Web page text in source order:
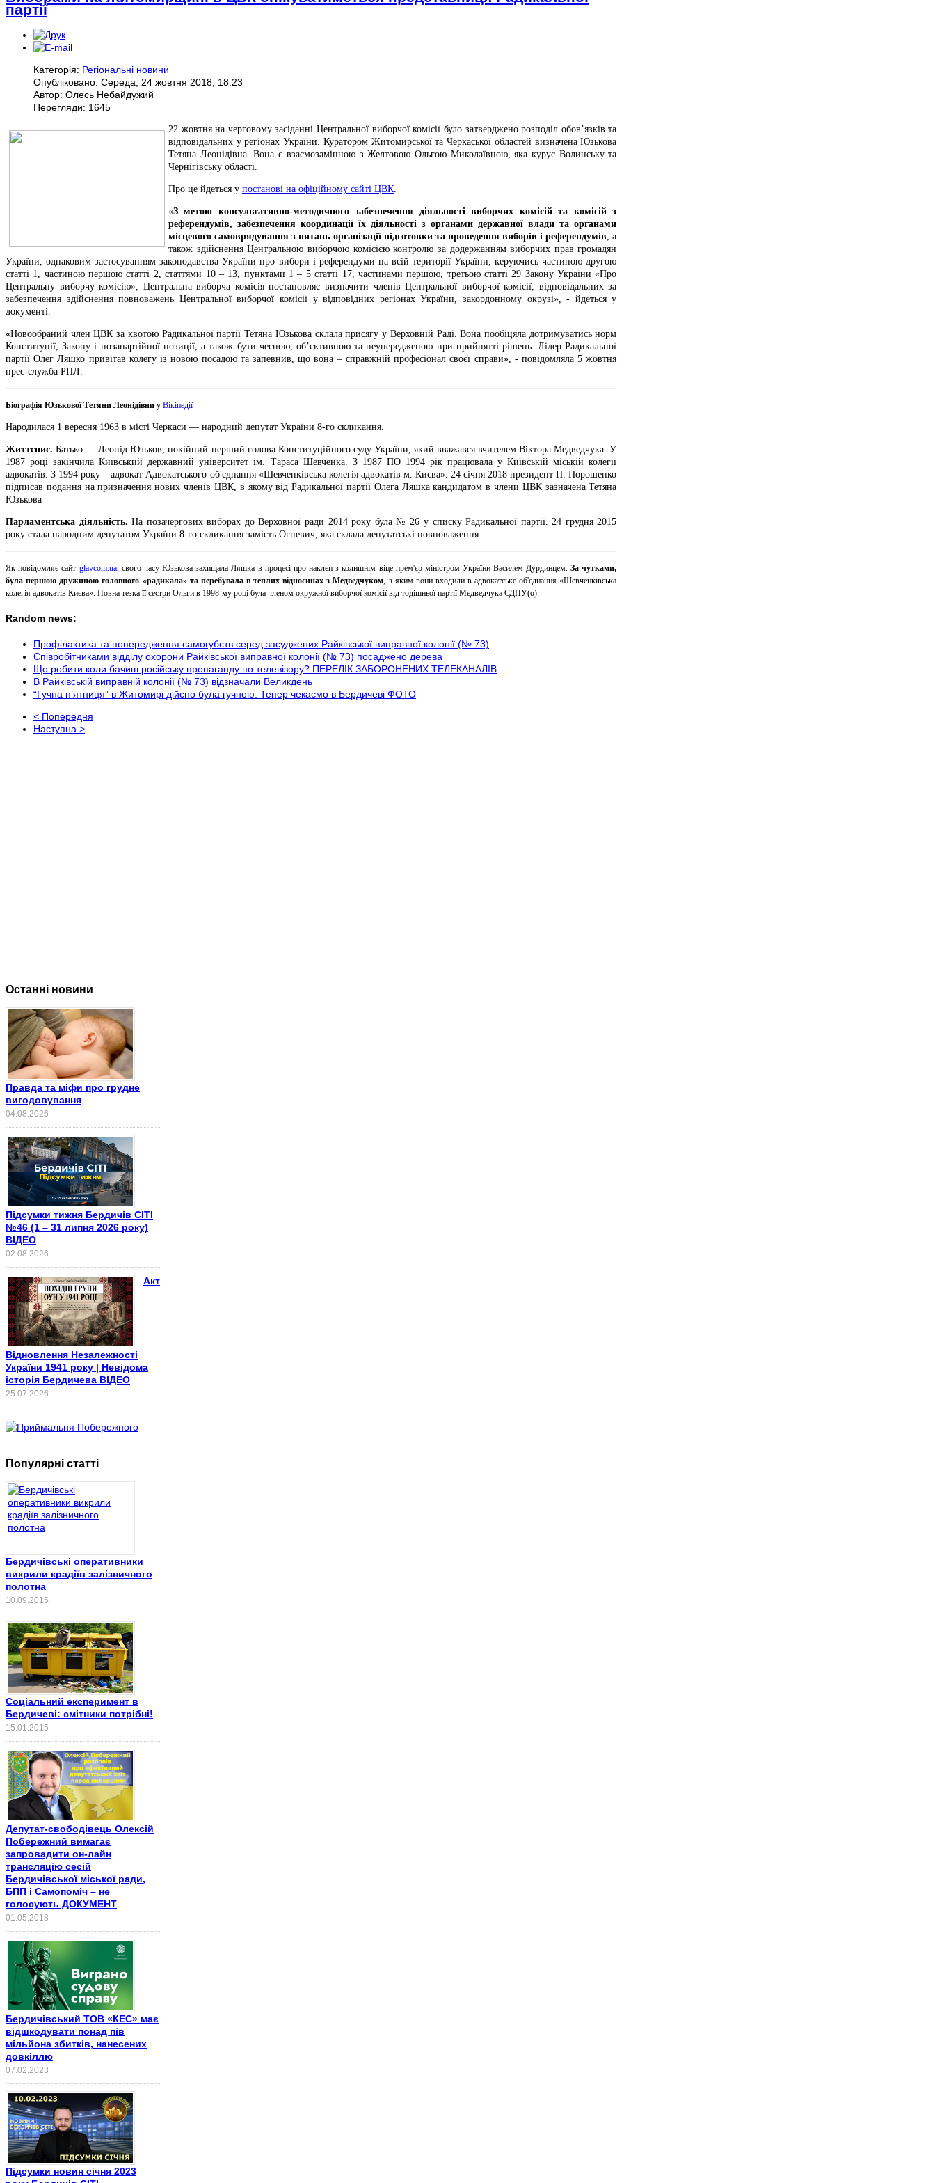
партії
Категорія: Регіональні новини
Опубліковано: Середа, 24 жовтня 2018, 18:23
Автор: Олесь Небайдужий
Перегляди: 1645
22 жовтня на черговому засіданні Центральної виборчої комісії було затверджено розподіл обов’язків та
відповідальних у регіонах України. Куратором Житомирської та Черкаської областей визначена Юзькова
Тетяна Леонідівна. Вона є взаємозамінною з Желтовою Ольгою Миколаївною, яка курує Волинську та
Чернігівську області.
Про це йдеться у постанові на офіційному сайті ЦВК
«З метою консультативно-методичного забезпечення діяльності виборчих комісій та комісій з
референдумів, забезпечення координації їх діяльності з органами державної влади та органами
місцевого самоврядування з питань організації підготовки та проведення виборів і референдумів , а
також здійснення Центральною виборчою комісією контролю за додержанням виборчих прав громадян
України, однаковим застосуванням законодавства України про вибори і референдуми на всій території України, керуючись частиною другою
статті 1, частиною першою статті 2, статтями 10 – 13, пунктами 1 – 5 статті 17, частинами першою, третьою статті 29 Закону України «Про
Центральну виборчу комісію», Центральна виборча комісія постановляє визначити членів Центральної виборчої комісії, відповідальних за
забезпечення здійснення повноважень Центральної виборчої комісії у відповідних регіонах України, закордонному окрузі», - йдеться у
документі.
«Новообраний член ЦВК за квотою Радикальної партії Тетяна Юзькова склала присягу у Верховній Раді. Вона пообіцяла дотримуватись норм
Конституції, Закону і позапартійної позиції, а також бути чесною, об’єктивною та неупередженою при прийнятті рішень. Лідер Радикальної
партії Олег Ляшко привітав колегу із новою посадою та запевнив, що вона – справжній професіонал своєї справи», - повідомляла 5 жовтня
прес-служба РПЛ.
Біографія Юзькової Тетяни Леонідівни у Вікіпедії
Народилася 1 вересня 1963 в місті Черкаси — народний депутат України 8-го скликання.
Життєпис. Батько — Леонід Юзьков, покійний перший голова Конституційного суду України, який вважався вчителем Віктора Медведчука. У
1987 році закінчила Київський державний університет ім. Тараса Шевченка. З 1987 ПО 1994 рік працювала у Київській міській колегії
адвокатів. З 1994 року – адвокат Адвокатського об'єднання «Шевченківська колегія адвокатів м. Києва». 24 січня 2018 президент П. Порошенко
підписав подання на призначення нових членів ЦВК, в якому від Радикальної партії Олега Ляшка кандидатом в члени ЦВК зазначена Тетяна
Юзькова
Парламентська діяльність. На позачергових виборах до Верховної ради 2014 року була № 26 у списку Радикальної партії. 24 грудня 2015
року стала народним депутатом України 8-го скликання замість Огневич, яка склала депутатські повноваження.
Як повідомляє сайт glavcom.ua, свого часу Юзькова захищала Ляшка в процесі про наклеп з колишнім віце-прем'єр-міністром України Василем Дурдинцем.За чутками,
була першою дружиною головного «радикала» та перебувала в теплих відносинах з Медведчуком, з яким вони входили в адвокатське об'єднання «Шевченківська
колегія адвокатів Києва». Повна тезка її сестри Ольги в 1998-му році була членом окружної виборчої комісії від тодішньої партії Медведчука СДПУ(о).
Random news:
Профілактика та попередження самогубств серед засуджених Райківської виправної колонії (№ 73)
Співробітниками відділу охорони Райківської виправної колонії (№ 73) посаджено дерева
Що робити коли бачиш російську пропаганду по телевізору? ПЕРЕЛІК ЗАБОРОНЕНИХ ТЕЛЕКАНАЛІВ
В Райківській виправній колонії (№ 73) відзначали Великдень
“Гучна п’ятниця” в Житомирі дійсно була гучною. Тепер чекаємо в Бердичеві ФОТО
< Попередня
Наступна >
Останні новини
Правда та міфи про грудне
вигодовування
04.08.2026
Підсумки тижня Бердичів СІТІ
№46 (1 – 31 липня 2026 року)
ВІДЕО
02.08.2026
Акт
Відновлення Незалежності
України 1941 року | Невідома
історія Бердичева ВІДЕО
25.07.2026
Популярні статті
Бердичівські оперативники
викрили крадіїв залізничного
полотна
10.09.2015
Соціальний експеримент в
Бердичеві: смітники потрібні!
15.01.2015
Депутат-свободівець Олексій
Побережний вимагає
запровадити он-лайн
трансляцію сесій
Бердичівської міської ради,
БПП і Самопоміч – не
голосують ДОКУМЕНТ
01.05.2018
Бердичівський ТОВ «КЕС» має
відшкодувати понад пів
мільйона збитків, нанесених
довкіллю
07.02.2023
Підсумки новин січня 2023